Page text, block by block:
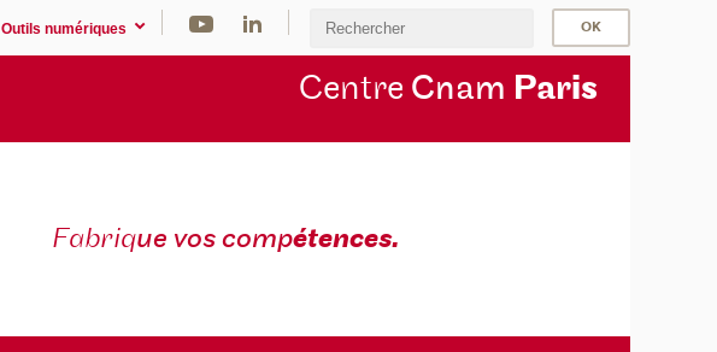
Outils numériques
Centre Cnam Paris
Fabrique vos compétences.